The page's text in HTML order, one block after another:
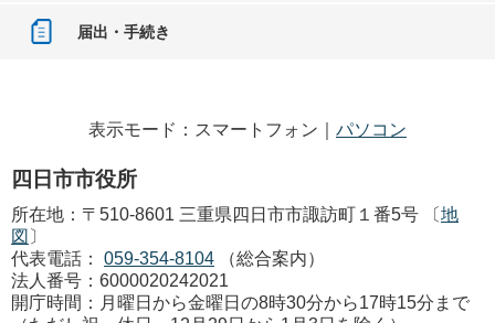
届出・手続き
表示モード：スマートフォン｜ パソコン
四日市市役所
所在地：〒510-8601 三重県四日市市諏訪町１番5号 〔地
図 〕
代表電話：
059-354-8104
（総合案内）
法人番号：6000020242021
開庁時間：月曜日から金曜日の8時30分から17時15分まで